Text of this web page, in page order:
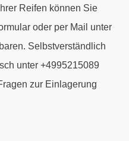
Reifen können Sie
oder per Mail unter
Selbstverständlich
unter +4995215089
zur Einlagerung